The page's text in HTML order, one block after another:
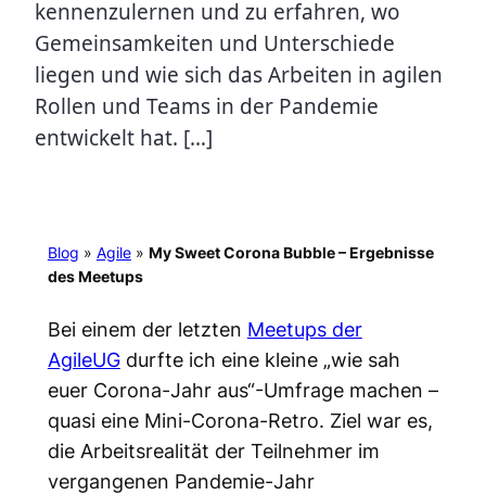
kennenzulernen und zu erfahren, wo
Gemeinsamkeiten und Unterschiede
liegen und wie sich das Arbeiten in agilen
Rollen und Teams in der Pandemie
entwickelt hat. […]
Blog » Agile» My Sweet Corona Bubble – Ergebnisse
des Meetups
Bei einem der letzten Meetups der
AgileUGdurfte ich eine kleine „wie sah
euer Corona-Jahr aus“-Umfrage machen –
quasi eine Mini-Corona-Retro. Ziel war es,
die Arbeitsrealität der Teilnehmer im
vergangenen Pandemie-Jahr